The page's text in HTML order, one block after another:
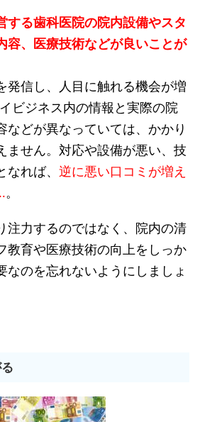
する歯科医院の院内設備やスタ
容、医療技術などが良いことが
発信し、人目に触れる機会が増
ビジネス内の情報と実際の院
などが異なっていては、かかり
ません。対応や設備が悪い、技
れば、 逆に悪い口コミが増え
。
注力するのではなく、院内の清
教育や医療技術の向上をしっか
なのを忘れないようにしましょ